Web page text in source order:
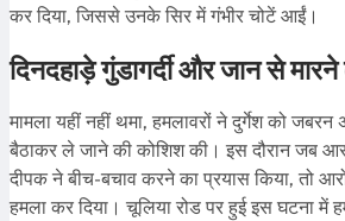
कर दिया, जिससे उनके सिर में गंभीर चोटें आईं।
दिनदहाड़े गुंडागर्दी और जान से
मामला यहीं नहीं थमा, हमलावरों ने दुर्गेश को जबरन
बैठाकर ले जाने की कोशिश की। इस दौरान जब
दीपक ने बीच-बचाव करने का प्रयास किया, तो
हमला कर दिया। चूलिया रोड पर हुई इस घटना में